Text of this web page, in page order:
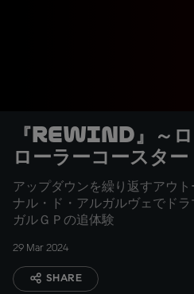
『REWIND』～ロ
ローラーコースター
アップダウンを繰り返すアウ
ナル・ド・アルガルヴェでド
ガルＧＰの追体験
29 Mar 2024
SHARE